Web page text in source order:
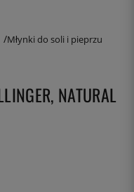
Młynki do soli i pieprzu
NATURAL